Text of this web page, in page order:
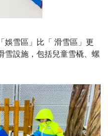
娛雪區」比「 滑雪區」更
雪設施，包括兒童雪橇、螺